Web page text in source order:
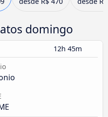
domingo
12h 45m